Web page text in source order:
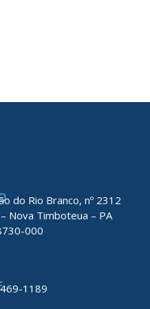
do Rio Branco, nº 2312
Nova Timboteua – PA
000
1189